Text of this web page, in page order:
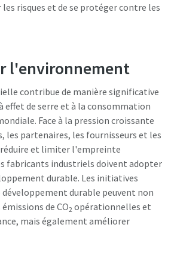
risques et de se protéger contre les
l'environnement
contribue de manière significative
effet de serre et à la consommation
Face à la pression croissante
les partenaires, les fournisseurs et les
et limiter l'empreinte
fabricants industriels doivent adopter
durable. Les initiatives
durable peuvent non
de CO2 opérationnelles et
mais également améliorer